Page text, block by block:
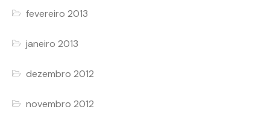
fevereiro 2013
janeiro 2013
dezembro 2012
novembro 2012